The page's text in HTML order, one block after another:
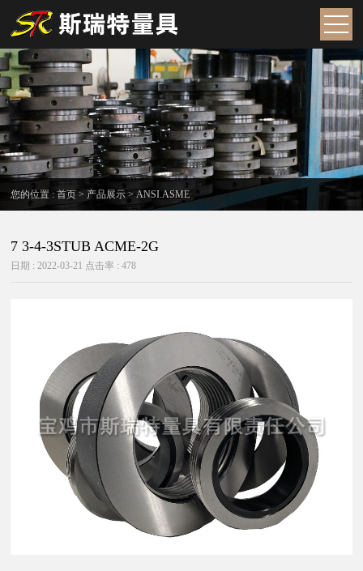
您的位置 :首页 > 产品展示>ANSI.ASME
7 3-4-3STUB ACME-2G
日期 : 2022-03-21 点击率 : 478